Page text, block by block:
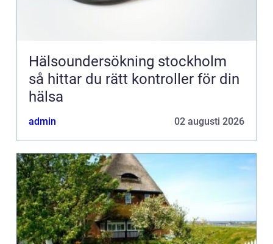
Hälsoundersökning stockholm
så hittar du rätt kontroller för din
hälsa
admin 02 augusti 2026